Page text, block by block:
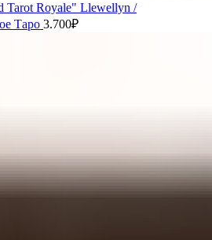
Tarot Royale" Llewellyn /
Таро 3.700₽